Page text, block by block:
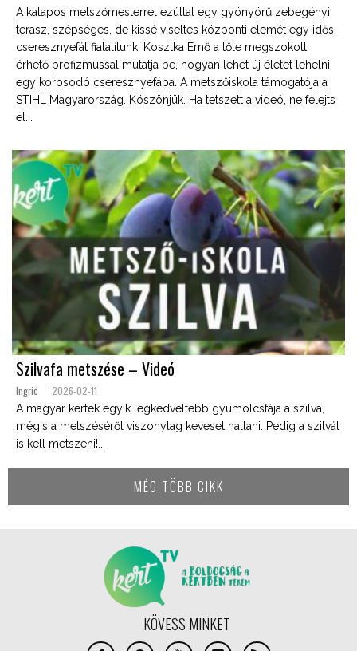
A kalapos metszőmesterrel ezúttal egy gyönyörű zebegényi
terasz, szépséges, de kissé viseltes központi elemét egy idős
cseresznyefát fiatalítunk. Kosztka Ernő a tőle megszokott
érhető profizmussal mutatja be, hogyan lehet új életet lehelni
egy korosodó cseresznyefába. A metszőiskola támogatója a
STIHL Magyarország. Köszönjük. Ha tetszett a videó, ne felejts
el...
Szilvafa metszése – Videó
Ingrid 2026-02-11
A magyar kertek egyik legkedveltebb gyümölcsfája a szilva,
mégis a metszéséről viszonylag keveset hallani. Pedig a szilvát
is kell metszeni!...
MÉG TÖBB CIKK
KÖVESS MINKET